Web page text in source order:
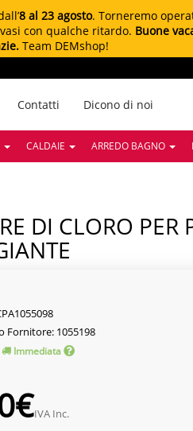
8 al 23 agosto. Torneremo
con qualche ritardo. Buone
Team DEMshop!
Contatti Dicono di noi
CALDAIE ARREDO BAGNO
Fornitore: 1055198
Immediata
IVA Inc.